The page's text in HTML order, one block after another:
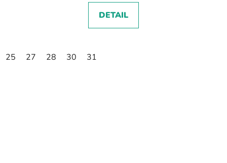
DETAIL
25 27 28 30 31